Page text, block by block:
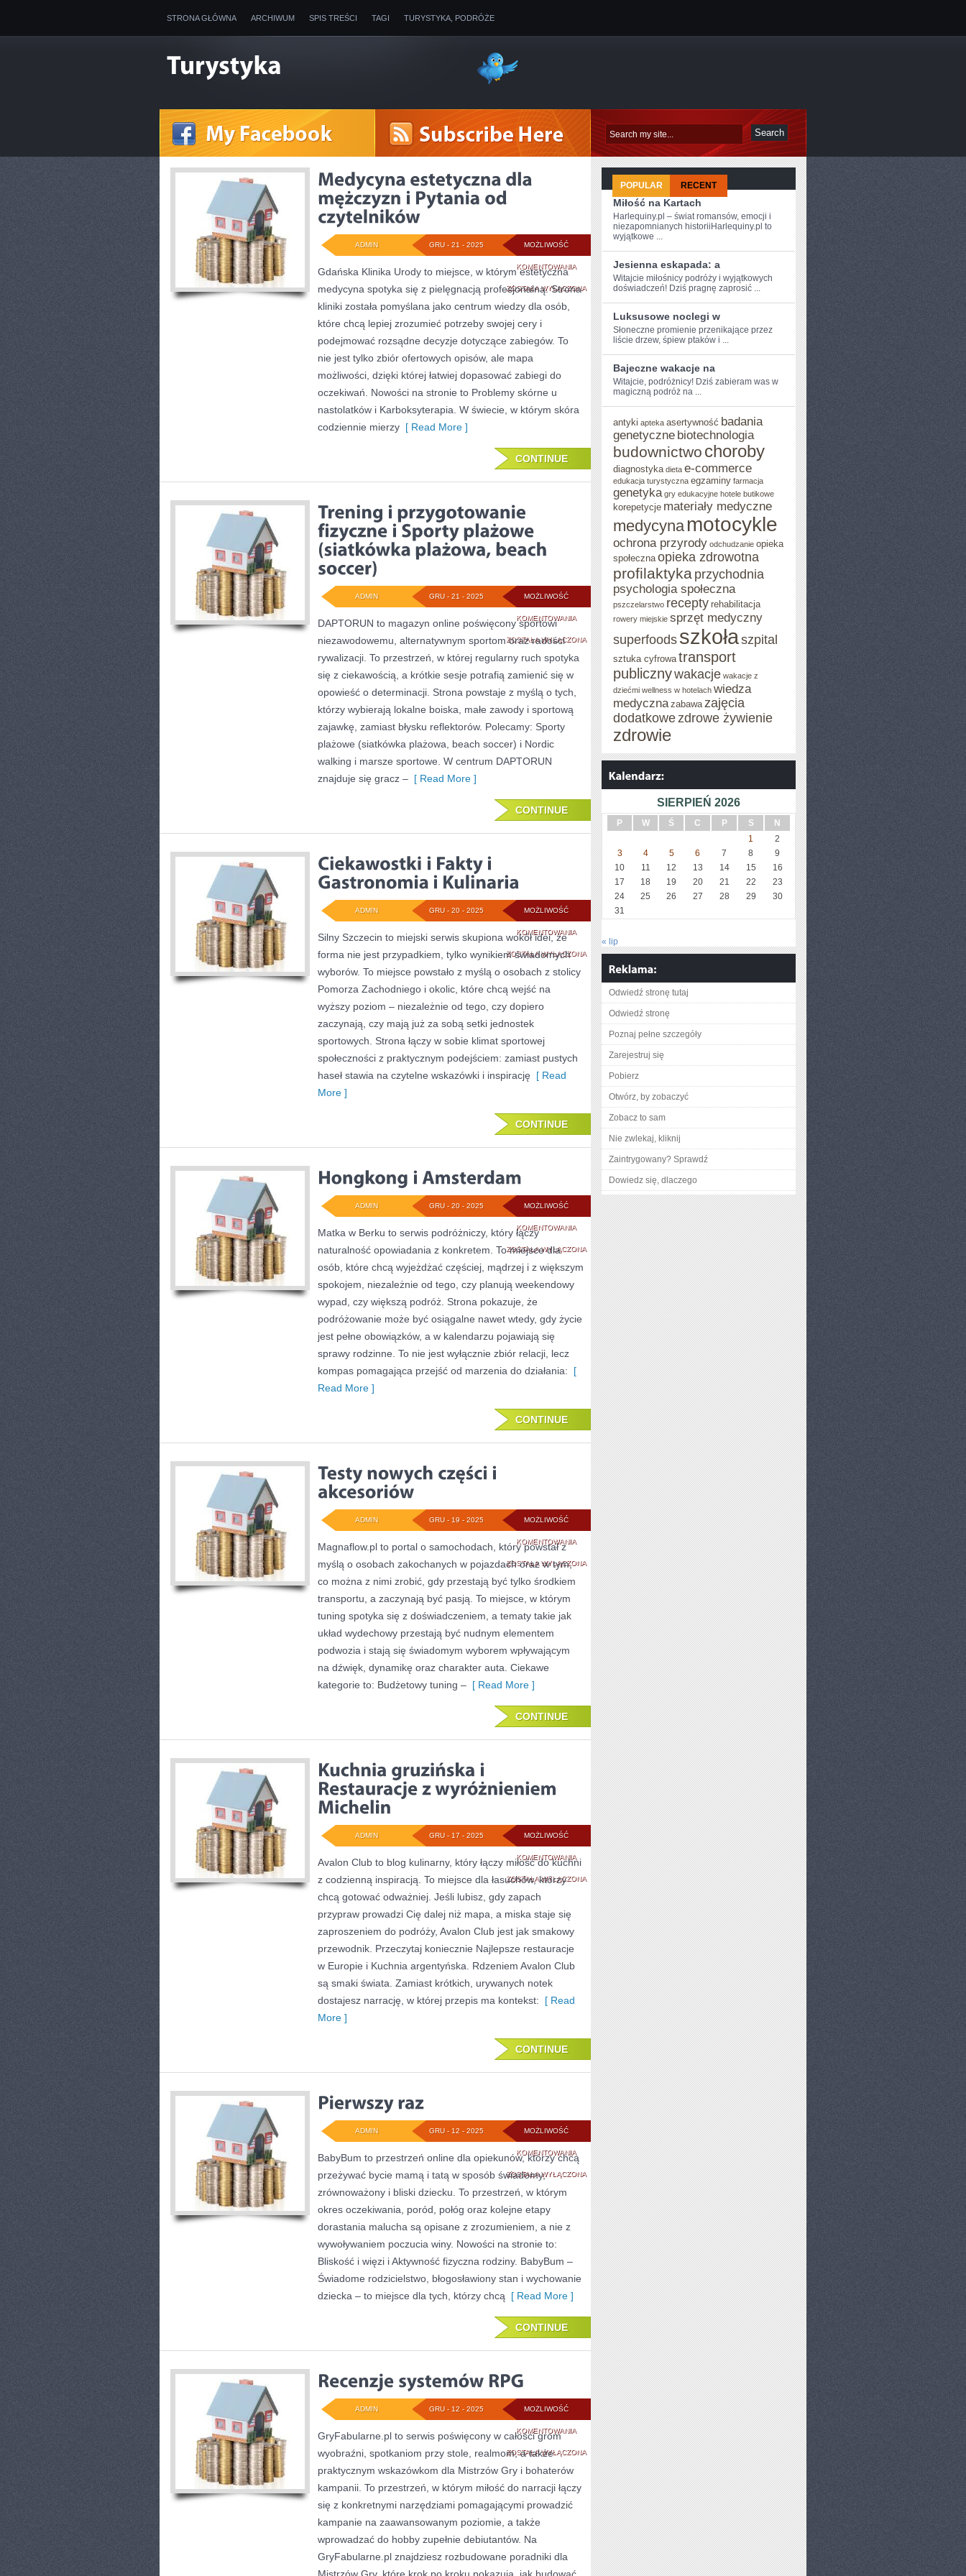
STRONA GŁÓWNA ARCHIWUM SPIS TREŚCI TAGI TURYSTYKA, PODRÓŻE
MOŻLIWOŚĆ
KOMENTOWANIAMEDYCYNA
ESTETYCZNA
MĘŻCZYZN
PYTANIA
CZYTELNIKÓW
ZOSTAŁA WYŁĄCZONA
GRU - 21 - 2025
ADMIN
Gdańska Klinika Urody to miejsce, w którym estetyczna
medycyna spotyka się z pielęgnacją profesjonalną. Strona
kliniki została pomyślana jako centrum wiedzy dla osób,
które chcą lepiej zrozumieć potrzeby swojej cery i
podejmować rozsądne decyzje dotyczące zabiegów. To
nie jest tylko zbiór ofertowych opisów, ale mapa
możliwości, dzięki której łatwiej dopasować zabiegi do
oczekiwań. Nowości na stronie to Problemy skórne u
nastolatków i Karboksyterapia. W świecie, w którym skóra
codziennie mierzy [ Read More ]
CONTINUE
MOŻLIWOŚĆ
KOMENTOWANIATRENING
I
PRZYGOTOWANIE
FIZYCZNE
SPORTY
PLAŻOWE
(SIATKÓWKA
PLAŻOWA,
BEACH
SOCCER)
ZOSTAŁA WYŁĄCZONA
GRU - 21 - 2025
ADMIN
DAPTORUN to magazyn online poświęcony sportowi
niezawodowemu, alternatywnym sportom oraz radości
rywalizacji. To przestrzeń, w której regularny ruch spotyka
się z ciekawością, a krótkie sesje potrafią zamienić się w
opowieść o determinacji. Strona powstaje z myślą o tych,
którzy wybierają lokalne boiska, małe zawody i sportową
zajawkę, zamiast błysku reflektorów. Polecamy: Sporty
plażowe (siatkówka plażowa, beach soccer) i Nordic
walking i marsze sportowe. W centrum DAPTORUN
znajduje się gracz – [ Read More ]
CONTINUE
MOŻLIWOŚĆ
KOMENTOWANIACIEKAWOSTKI
I
FAKTY
GASTRONOMIA
KULINARIA
ZOSTAŁA WYŁĄCZONA
GRU - 20 - 2025
ADMIN
Silny Szczecin to miejski serwis skupiona wokół idei, że
forma nie jest przypadkiem, tylko wynikiem świadomych
wyborów. To miejsce powstało z myślą o osobach z stolicy
Pomorza Zachodniego i okolic, które chcą wejść na
wyższy poziom – niezależnie od tego, czy dopiero
zaczynają, czy mają już za sobą setki jednostek
sportowych. Strona łączy w sobie klimat sportowej
społeczności z praktycznym podejściem: zamiast pustych
haseł stawia na czytelne wskazówki i inspirację [ Read
More ]
CONTINUE
MOŻLIWOŚĆ
KOMENTOWANIAHONGKONG
I
AMSTERDAM
ZOSTAŁA WYŁĄCZONA
GRU - 20 - 2025
ADMIN
Matka w Berku to serwis podróżniczy, który łączy
naturalność opowiadania z konkretem. To miejsce dla
osób, które chcą wyjeżdżać częściej, mądrzej i z większym
spokojem, niezależnie od tego, czy planują weekendowy
wypad, czy większą podróż. Strona pokazuje, że
podróżowanie może być osiągalne nawet wtedy, gdy życie
jest pełne obowiązków, a w kalendarzu pojawiają się
sprawy rodzinne. To nie jest wyłącznie zbiór relacji, lecz
kompas pomagająca przejść od marzenia do działania: [
Read More ]
CONTINUE
MOŻLIWOŚĆ
KOMENTOWANIATESTY
NOWYCH
CZĘŚCI
AKCESORIÓW
ZOSTAŁA WYŁĄCZONA
GRU - 19 - 2025
ADMIN
Magnaflow.pl to portal o samochodach, który powstał z
myślą o osobach zakochanych w pojazdach oraz w tym,
co można z nimi zrobić, gdy przestają być tylko środkiem
transportu, a zaczynają być pasją. To miejsce, w którym
tuning spotyka się z doświadczeniem, a tematy takie jak
układ wydechowy przestają być nudnym elementem
podwozia i stają się świadomym wyborem wpływającym
na dźwięk, dynamikę oraz charakter auta. Ciekawe
kategorie to: Budżetowy tuning – [ Read More ]
CONTINUE
MOŻLIWOŚĆ
KOMENTOWANIAKUCHNIA
GRUZIŃSKA
RESTAURACJE
WYRÓŻNIENIEM
MICHELIN
ZOSTAŁA WYŁĄCZONA
GRU - 17 - 2025
ADMIN
Avalon Club to blog kulinarny, który łączy miłość do kuchni
z codzienną inspiracją. To miejsce dla łasuchów, którzy
chcą gotować odważniej. Jeśli lubisz, gdy zapach
przypraw prowadzi Cię dalej niż mapa, a miska staje się
zaproszeniem do podróży, Avalon Club jest jak smakowy
przewodnik. Przeczytaj koniecznie Najlepsze restauracje
w Europie i Kuchnia argentyńska. Rdzeniem Avalon Club
są smaki świata. Zamiast krótkich, urywanych notek
dostajesz narrację, w której przepis ma kontekst: [ Read
More ]
CONTINUE
MOŻLIWOŚĆ
KOMENTOWANIAPIERWSZY
RAZ
ZOSTAŁA WYŁĄCZONA
GRU - 12 - 2025
ADMIN
BabyBum to przestrzeń online dla opiekunów, którzy chcą
przeżywać bycie mamą i tatą w sposób świadomy,
zrównoważony i bliski dziecku. To przestrzeń, w którym
okres oczekiwania, poród, połóg oraz kolejne etapy
dorastania malucha są opisane z zrozumieniem, a nie z
wywoływaniem poczucia winy. Nowości na stronie to:
Bliskość i więzi i Aktywność fizyczna rodziny. BabyBum –
Świadome rodzicielstwo, błogosławiony stan i wychowanie
dziecka – to miejsce dla tych, którzy chcą [ Read More ]
CONTINUE
MOŻLIWOŚĆ
KOMENTOWANIARECENZJE
SYSTEMÓW
RPG
ZOSTAŁA WYŁĄCZONA
GRU - 12 - 2025
ADMIN
GryFabularne.pl to serwis poświęcony w całości grom
wyobraźni, spotkaniom przy stole, realmom, a także
praktycznym wskazówkom dla Mistrzów Gry i bohaterów
kampanii. To przestrzeń, w którym miłość do narracji łączy
się z konkretnymi narzędziami pomagającymi prowadzić
kampanie na zaawansowanym poziomie, a także
wprowadzać do hobby zupełnie debiutantów. Na
GryFabularne.pl znajdziesz rozbudowane poradniki dla
POPULAR RECENT
Miłość na Kartach
Harlequiny.pl – świat romansów, emocji i
niezapomnianych historiiHarlequiny.pl to
wyjątkowe ...
Jesienna eskapada: a
Witajcie miłośnicy ⁣podróży i⁣ wyjątkowych
‌doświadczeń! Dziś ‍pragnę zaprosić ...
Luksusowe noclegi w
Słoneczne promienie⁢ przenikające przez
liście drzew, ‍śpiew ptaków i ...
Bajeczne wakacje na
Witajcie, podróżnicy! ‌Dziś zabieram was w
magiczną ‍podróż na ...
antyki apteka asertywność badania
genetyczne biotechnologia
budownictwo choroby
diagnostyka dieta e-commerce
edukacja turystyczna egzaminy farmacja
genetyka gry edukacyjne hotele butikowe
korepetycje materiały medyczne
medycyna motocykle
ochrona przyrody odchudzanie opieka
społeczna opieka zdrowotna
profilaktyka przychodnia
psychologia społeczna
pszczelarstwo recepty rehabilitacja
rowery miejskie sprzęt medyczny
superfoods szkołaszpital
sztuka cyfrowa transport
publicznywakacje wakacje z
dziećmi wellness w hotelach wiedza
medyczna zabawa zajęcia
dodatkowezdrowe żywienie
zdrowie
SIERPIEŃ 2026
P W Ś C P S
N
1
2
3
4 5 6 7 8
9
10
11 12 13 14 15
16
17
18 19 20 21 22
23
24
25 26 27 28 29
30
31
« lip
Odwiedź stronę tutaj
Odwiedź stronę
Poznaj pełne szczegóły
Zarejestruj się
Pobierz
Otwórz, by zobaczyć
Zobacz to sam
Nie zwlekaj, kliknij
Zaintrygowany? Sprawdź
Dowiedz się, dlaczego